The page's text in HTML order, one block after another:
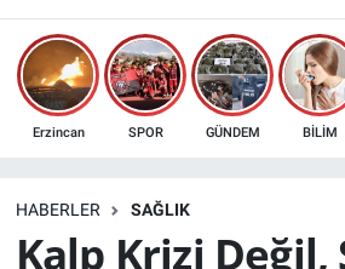
Erzincan SPOR GÜNDEM BİLİM
HABERLER SAĞLIK
Kalp Krizi
ERZİNCAN FOTOĞRAFLARI
SAĞLIK
EKONOMİ